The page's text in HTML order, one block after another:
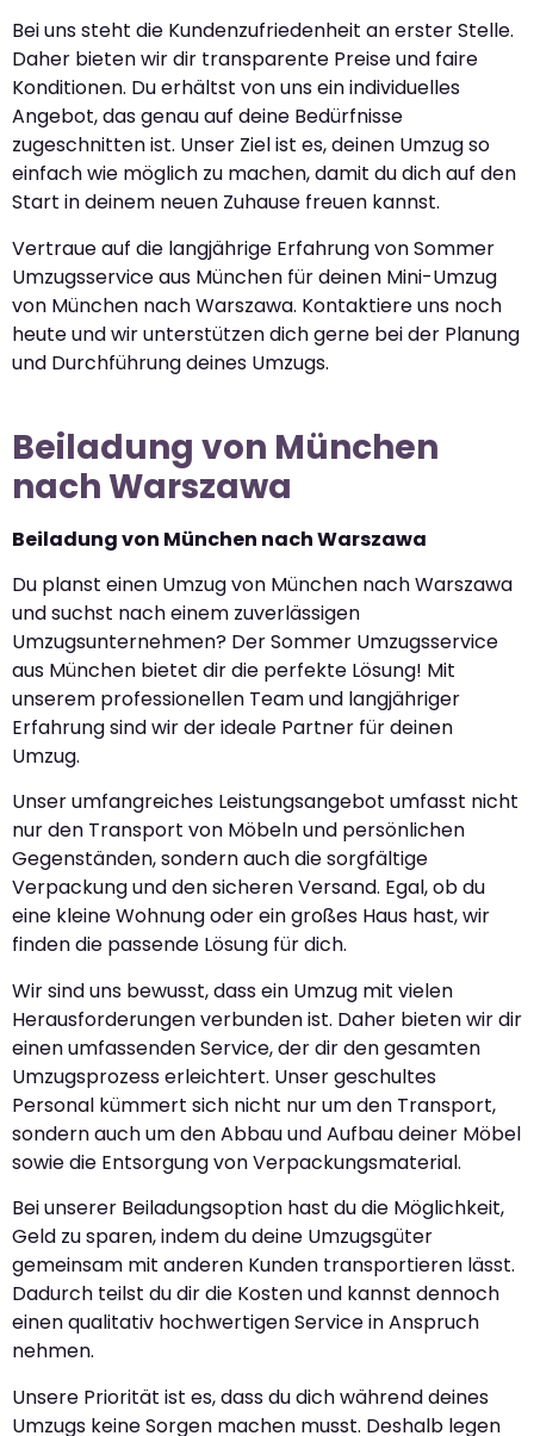
Bei uns steht die Kundenzufriedenheit an erster Stelle.
Daher bieten wir dir transparente Preise und faire
Konditionen. Du erhältst von uns ein individuelles
Angebot, das genau auf deine Bedürfnisse
zugeschnitten ist. Unser Ziel ist es, deinen Umzug so
einfach wie möglich zu machen, damit du dich auf den
Start in deinem neuen Zuhause freuen kannst.
Vertraue auf die langjährige Erfahrung von Sommer
Umzugsservice aus München für deinen Mini-Umzug
von München nach Warszawa. Kontaktiere uns noch
heute und wir unterstützen dich gerne bei der Planung
und Durchführung deines Umzugs.
Beiladung von München
nach Warszawa
Beiladung von München nach Warszawa
Du planst einen Umzug von München nach Warszawa
und suchst nach einem zuverlässigen
Umzugsunternehmen? Der Sommer Umzugsservice
aus München bietet dir die perfekte Lösung! Mit
unserem professionellen Team und langjähriger
Erfahrung sind wir der ideale Partner für deinen
Umzug.
Unser umfangreiches Leistungsangebot umfasst nicht
nur den Transport von Möbeln und persönlichen
Gegenständen, sondern auch die sorgfältige
Verpackung und den sicheren Versand. Egal, ob du
eine kleine Wohnung oder ein großes Haus hast, wir
finden die passende Lösung für dich.
Wir sind uns bewusst, dass ein Umzug mit vielen
Herausforderungen verbunden ist. Daher bieten wir dir
einen umfassenden Service, der dir den gesamten
Umzugsprozess erleichtert. Unser geschultes
Personal kümmert sich nicht nur um den Transport,
sondern auch um den Abbau und Aufbau deiner Möbel
sowie die Entsorgung von Verpackungsmaterial.
Bei unserer Beiladungsoption hast du die Möglichkeit,
Geld zu sparen, indem du deine Umzugsgüter
gemeinsam mit anderen Kunden transportieren lässt.
Dadurch teilst du dir die Kosten und kannst dennoch
einen qualitativ hochwertigen Service in Anspruch
nehmen.
Unsere Priorität ist es, dass du dich während deines
Umzugs keine Sorgen machen musst. Deshalb legen